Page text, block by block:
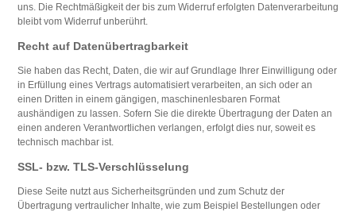
uns. Die Rechtmäßigkeit der bis zum Widerruf erfolgten Datenverarbeitung
bleibt vom Widerruf unberührt.
Recht auf Datenübertragbarkeit
Sie haben das Recht, Daten, die wir auf Grundlage Ihrer Einwilligung oder
in Erfüllung eines Vertrags automatisiert verarbeiten, an sich oder an
einen Dritten in einem gängigen, maschinenlesbaren Format
aushändigen zu lassen. Sofern Sie die direkte Übertragung der Daten an
einen anderen Verantwortlichen verlangen, erfolgt dies nur, soweit es
technisch machbar ist.
SSL- bzw. TLS-Verschlüsselung
Diese Seite nutzt aus Sicherheitsgründen und zum Schutz der
Übertragung vertraulicher Inhalte, wie zum Beispiel Bestellungen oder